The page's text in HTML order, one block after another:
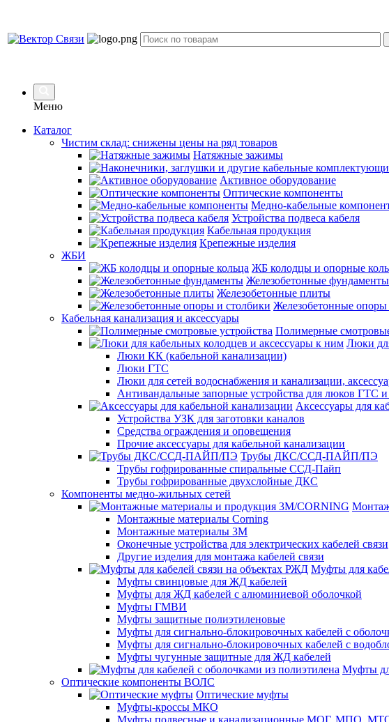
Меню
Каталог
Чистим склад: снижены цены на ряд товаров
Натяжные зажимы
Активное оборудование
Оптические компоненты
Медно-кабельные
Устройства подвеса кабеля
Кабельная продукция
Крепежные изделия
ЖБИ
ЖБ колодцы и опорные
Железобетонные фундаменты
Железобетонные плиты
Железобетонные опоры
Кабельная канализация и аксессуары
Полимерные
Люки
Люки КК (кабельной канализации)
Люки ГТС
Люки для сетей водоснабжения и канализации,
Антивандальные запорные устройства для люков ГТС
Аксессуары для
Устройства УЗК для заготовки каналов
Средства ограждения и оповещения
Прочие аксессуары для кабельной канализации
Трубы ДКС/ССД-ПАЙП/ПЭ
Трубы гофрированные спиральные ССД-Пайп
Трубы гофрированные двухслойные ДКС
Компоненты медно-жильных сетей
Монтажные материалы Corning
Монтажные материалы 3M
Оконечные устройства для электрических кабелей связи
Другие изделия для монтажа кабелей связи
Муфты для
Муфты свинцовые для ЖД кабелей
Муфты для ЖД кабелей с алюминиевой оболочкой
Муфты ГМВИ
Муфты защитные полиэтиленовые
Муфты для сигнально-блокировочных кабелей с
Муфты для сигнально-блокировочных кабелей с
Муфты чугунные защитные для ЖД кабелей
Муфты
Оптические компоненты ВОЛС
Оптические муфты
Муфты-кроссы МКО
Муфты подвесные и канализационные МОГ, МПО,